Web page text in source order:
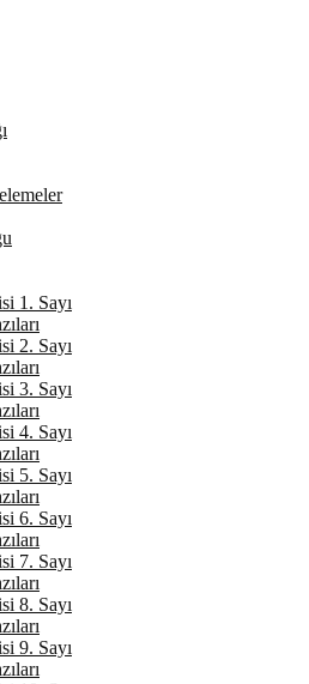
1. Sayı
2. Sayı
3. Sayı
4. Sayı
5. Sayı
6. Sayı
7. Sayı
8. Sayı
9. Sayı